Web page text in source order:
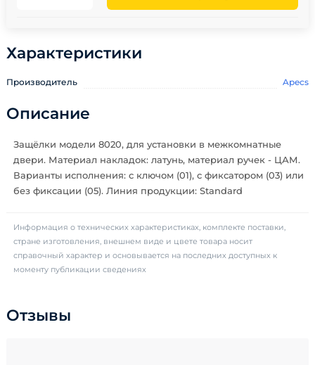
Характеристики
Производитель Apecs
Описание
Защёлки модели 8020, для установки в межкомнатные
двери. Материал накладок: латунь, материал ручек - ЦАМ.
Варианты исполнения: с ключом (01), с фиксатором (03) или
без фиксации (05). Линия продукции: Standard
Информация о технических характеристиках, комплекте поставки,
стране изготовления, внешнем виде и цвете товара носит
справочный характер и основывается на последних доступных к
моменту публикации сведениях
Отзывы